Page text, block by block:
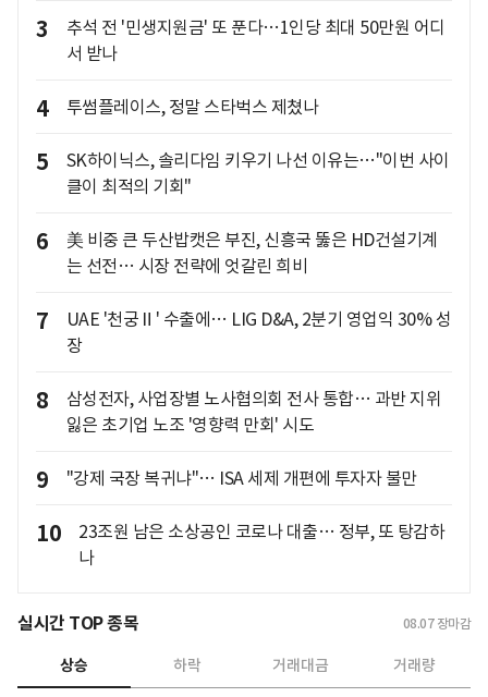
3
추석 전 '민생지원금' 또 푼다…1인당 최대 50만원 어디
서 받나
4 투썸플레이스, 정말 스타벅스 제쳤나
5
SK하이닉스, 솔리다임 키우기 나선 이유는…"이번 사이
클이 최적의 기회"
6
美 비중 큰 두산밥캣은 부진, 신흥국 뚫은 HD건설기계
는 선전… 시장 전략에 엇갈린 희비
7
UAE '천궁Ⅱ' 수출에… LIG D&A, 2분기 영업익 30% 성
장
8
삼성전자, 사업장별 노사협의회 전사 통합… 과반 지위
잃은 초기업 노조 '영향력 만회' 시도
9 "강제 국장 복귀냐"… ISA 세제 개편에 투자자 불만
10
23조원 남은 소상공인 코로나 대출… 정부, 또 탕감하
나
실시간 TOP 종목 08.07 장마감
상승 하락 거래대금 거래량